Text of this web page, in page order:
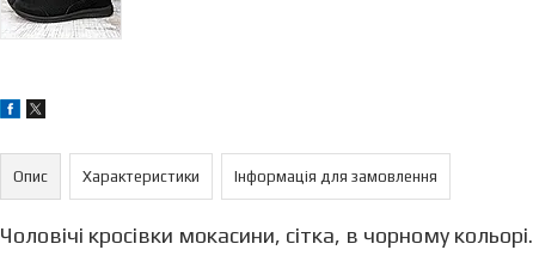
Опис Характеристики Інформація для замовлення
Чоловічі кросівки мокасини, сітка, в чорному кольорі.